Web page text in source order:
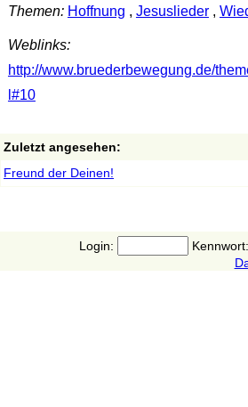
Themen: Hoffnung , Jesuslieder,
Weblinks:
http://www.bruederbewegung.de/
l#10
Zuletzt angesehen:
Freund der Deinen!
Login:
Kennwort: